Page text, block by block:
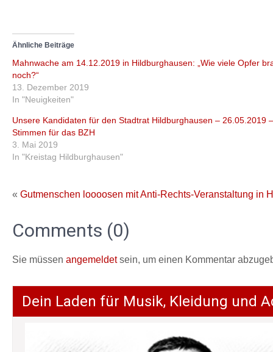
Ähnliche Beiträge
Mahnwache am 14.12.2019 in Hildburghausen: „Wie viele Opfer
noch?“
13. Dezember 2019
In "Neuigkeiten"
Unsere Kandidaten für den Stadtrat Hildburghausen – 26.05.2019
Stimmen für das BZH
3. Mai 2019
In "Kreistag Hildburghausen"
« Gutmenschen loooosen mit Anti-Rechts-Veranstaltung in
Comments (0)
Sie müssen angemeldetsein, um einen Kommentar
Dein Laden für Musik, Kleidung und